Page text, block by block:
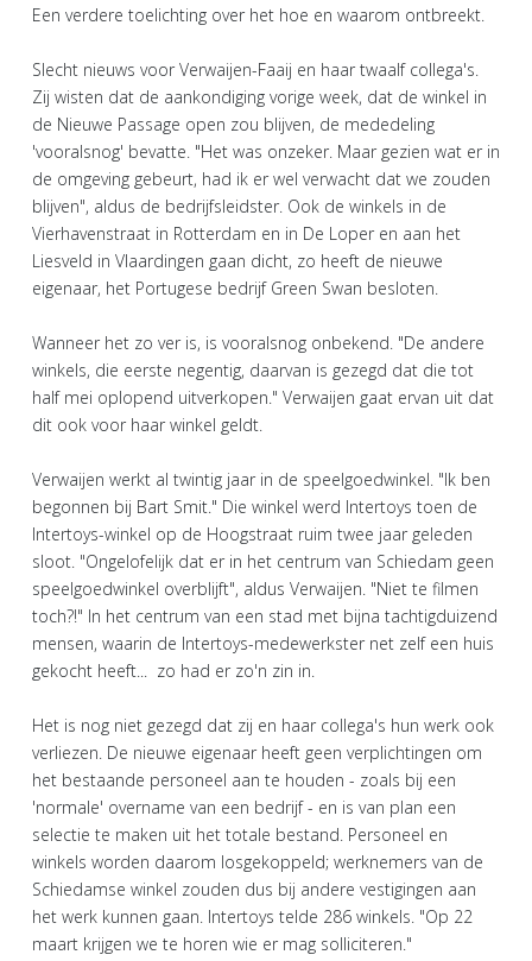
Een verdere toelichting over het hoe en waarom ontbreekt.
Slecht nieuws voor Verwaijen-Faaij en haar twaalf collega's.
Zij wisten dat de aankondiging vorige week, dat de winkel in
de Nieuwe Passage open zou blijven, de mededeling
'vooralsnog' bevatte. "Het was onzeker. Maar gezien wat er in
de omgeving gebeurt, had ik er wel verwacht dat we zouden
blijven", aldus de bedrijfsleidster. Ook de winkels in de
Vierhavenstraat in Rotterdam en in De Loper en aan het
Liesveld in Vlaardingen gaan dicht, zo heeft de nieuwe
eigenaar, het Portugese bedrijf Green Swan besloten.
Wanneer het zo ver is, is vooralsnog onbekend. "De andere
winkels, die eerste negentig, daarvan is gezegd dat die tot
half mei oplopend uitverkopen." Verwaijen gaat ervan uit dat
dit ook voor haar winkel geldt.
Verwaijen werkt al twintig jaar in de speelgoedwinkel. "Ik ben
begonnen bij Bart Smit." Die winkel werd Intertoys toen de
Intertoys-winkel op de Hoogstraat ruim twee jaar geleden
sloot. "Ongelofelijk dat er in het centrum van Schiedam geen
speelgoedwinkel overblijft", aldus Verwaijen. "Niet te filmen
toch?!" In het centrum van een stad met bijna tachtigduizend
mensen, waarin de Intertoys-medewerkster net zelf een huis
gekocht heeft... zo had er zo'n zin in.
Het is nog niet gezegd dat zij en haar collega's hun werk ook
verliezen. De nieuwe eigenaar heeft geen verplichtingen om
het bestaande personeel aan te houden - zoals bij een
'normale' overname van een bedrijf - en is van plan een
selectie te maken uit het totale bestand. Personeel en
winkels worden daarom losgekoppeld; werknemers van de
Schiedamse winkel zouden dus bij andere vestigingen aan
het werk kunnen gaan. Intertoys telde 286 winkels. "Op 22
maart krijgen we te horen wie er mag solliciteren."